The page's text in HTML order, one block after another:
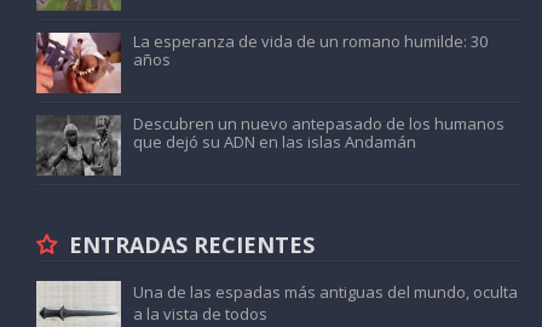
La esperanza de vida de un romano humilde: 30
años
Descubren un nuevo antepasado de los humanos
que dejó su ADN en las islas Andamán
ENTRADAS RECIENTES
Una de las espadas más antiguas del mundo, oculta
a la vista de todos